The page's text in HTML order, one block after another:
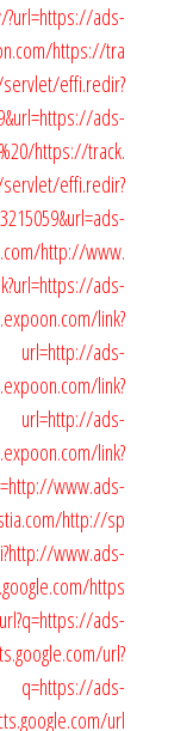
ads-
https://tra
effi.redir?
ads-
https://track.
effi.redir?
http://www.
ads-
link?
url=http://ads-
link?
url=http://ads-
link?
www.ads-
http://sp
www.ads-
https
ads-
url?
q=https://ads-
url